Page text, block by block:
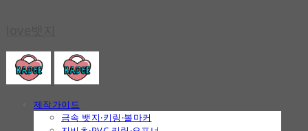
제작가이드
금속 뱃지·키링·볼마커